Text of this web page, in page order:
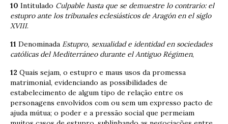
10 Intitulado Culpable hasta que se demuestre lo contrario: el
estupro ante los tribunales eclesiásticos de Aragón en el siglo
XVIII.
11 Denominada Estupro, sexualidad e identidad en sociedades
católicas del Mediterráneo durante el Antiguo Régimen,
12 Quais sejam, o estupro e maus usos da promessa
matrimonial, evidenciando as possibilidades de
estabelecimento de algum tipo de relação entre os
personagens envolvidos com ou sem um expresso pacto de
ajuda mútua; o poder e a pressão social que permeiam